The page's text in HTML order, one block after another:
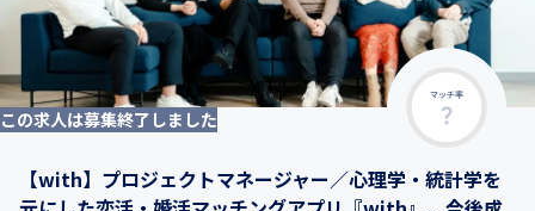
マッチ率
この求人は募集終了しました
【with】プロジェクトマネージャー／心理学・統計学を